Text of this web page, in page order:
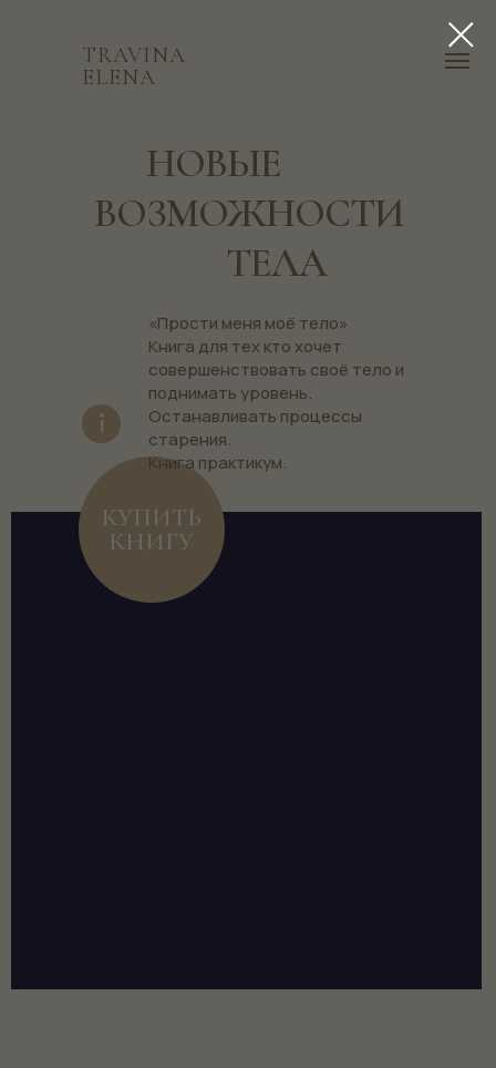
TRAVINA
ELENA
НОВЫЕ
ВОЗМОЖНОСТИ
ТЕЛА
КУПИТЬ
КНИГУ
«Прости меня моё тело»
Книга для тех кто хочет
совершенствовать своё тело и
поднимать уровень.
Останавливать процессы
старения.
Книга практикум.